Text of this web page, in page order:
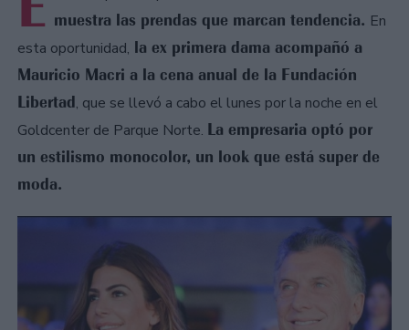
muestra las prendas que marcan tendencia. En
esta oportunidad, la ex primera dama acompañó a
Mauricio Macri a la cena anual de la Fundación
Libertad, que se llevó a cabo el lunes por la noche en el
Goldcenter de Parque Norte. La empresaria optó por
un estilismo monocolor, un look que está super de
moda.